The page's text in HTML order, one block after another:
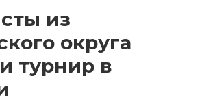
из
округа
турнир в